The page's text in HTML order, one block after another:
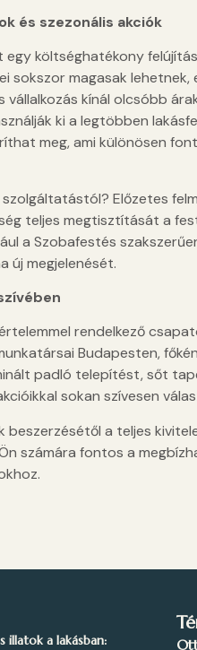
és szezonális akciók
egy költséghatékony
sokszor magasak
vállalkozás kínál olcsóbb
ki a legtöbben
meg, ami különösen
szolgáltatástól? Előzetes
teljes megtisztítását a
a Szobafestés
új megjelenését.
rendelkező
Budapesten,
padló telepítést, sőt
sokan szívesen
beszerzésétől a teljes
számára fontos a
illatok a lakásban: